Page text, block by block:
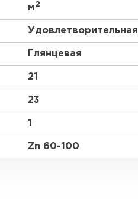
м2
Удовлетворительная
Глянцевая
21
23
1
Zn 60-100